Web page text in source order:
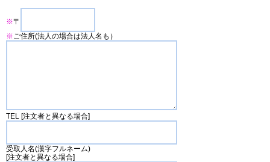
※〒
※ご住所(法人の場合は法人名も）
TEL [注文者と異なる場合]
受取人名(漢字フルネーム)
[注文者と異なる場合]